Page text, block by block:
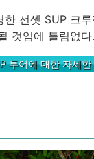
한 선셋 SUP 크
것임에 틀림없다.
투어에 대한 자세한